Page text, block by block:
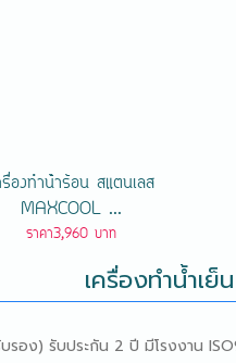
รื่องทําน้ําร้อน สแตนเลส
MAXCOOL ...
ราคา3,960 บาท
เครื่องทำน้ำเ
บรอง) รับประกัน 2 ปี มีโรงงาน